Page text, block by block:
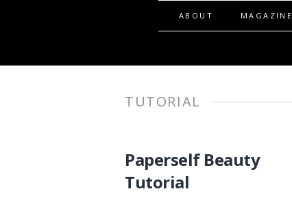
ABOUT MAGAZINE
TUTORIAL
Paperself Beauty
Tutorial